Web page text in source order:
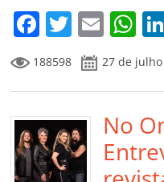
F
a
c
e
b
o
T
w
itt
er
E
m
ai
l
W
h
at
s
A
p
188598 27 de julho
No